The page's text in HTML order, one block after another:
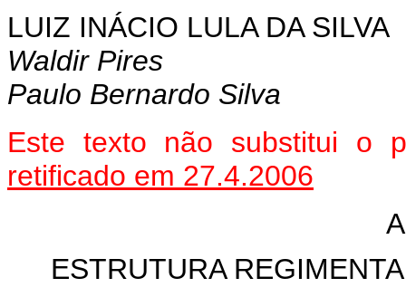
LUIZ INÁCIO LULA DA SILVA
Waldir Pires
Paulo Bernardo Silva
Este texto não substitui o
retificado em 27.4.2006
ESTRUTURA